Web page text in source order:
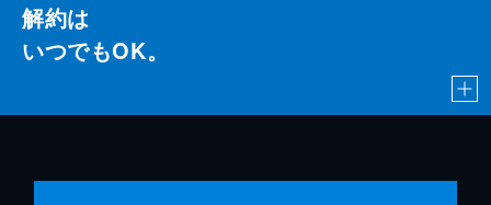
解約は
いつでもOK。